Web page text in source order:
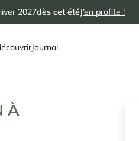
2027dès cet étéJ’en profite !
Journal
À